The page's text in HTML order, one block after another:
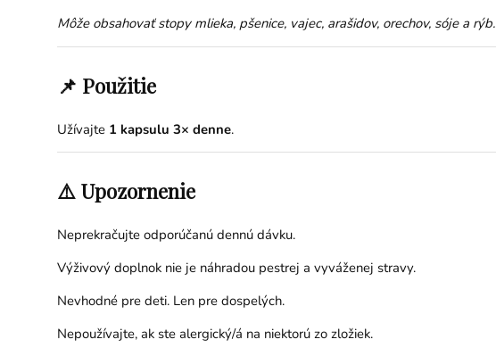
Môže obsahovať stopy mlieka, pšenice, vajec, arašidov, orechov, sóje a rýb.
📌 Použitie
Užívajte 1 kapsulu 3× denne.
⚠️ Upozornenie
Neprekračujte odporúčanú dennú dávku.
Výživový doplnok nie je náhradou pestrej a vyváženej stravy.
Nevhodné pre deti. Len pre dospelých.
Nepoužívajte, ak ste alergický/á na niektorú zo zložiek.